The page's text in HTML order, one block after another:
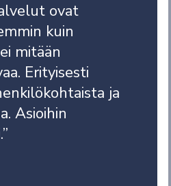
ovat
kuin
mitään
Erityisesti
ja
Asioihin
”